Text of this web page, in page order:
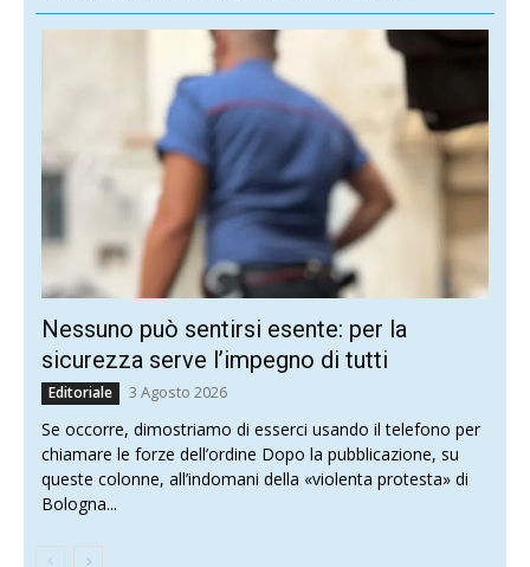
Nessuno può sentirsi esente: per la
sicurezza serve l’impegno di tutti
Editoriale 3 Agosto 2026
Se occorre, dimostriamo di esserci usando il telefono per
chiamare le forze dell’ordine Dopo la pubblicazione, su
queste colonne, all’indomani della «violenta protesta» di
Bologna...